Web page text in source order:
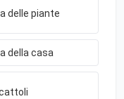
delle piante
della casa